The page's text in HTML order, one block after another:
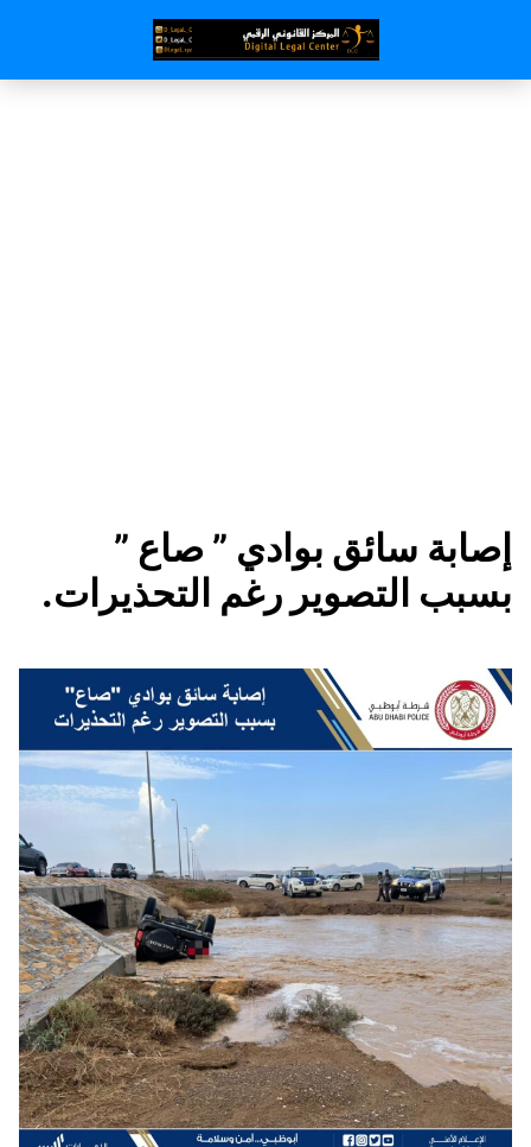
إصابة سائق بوادي ” صاع ”
بسبب التصوير رغم التحذيرات.